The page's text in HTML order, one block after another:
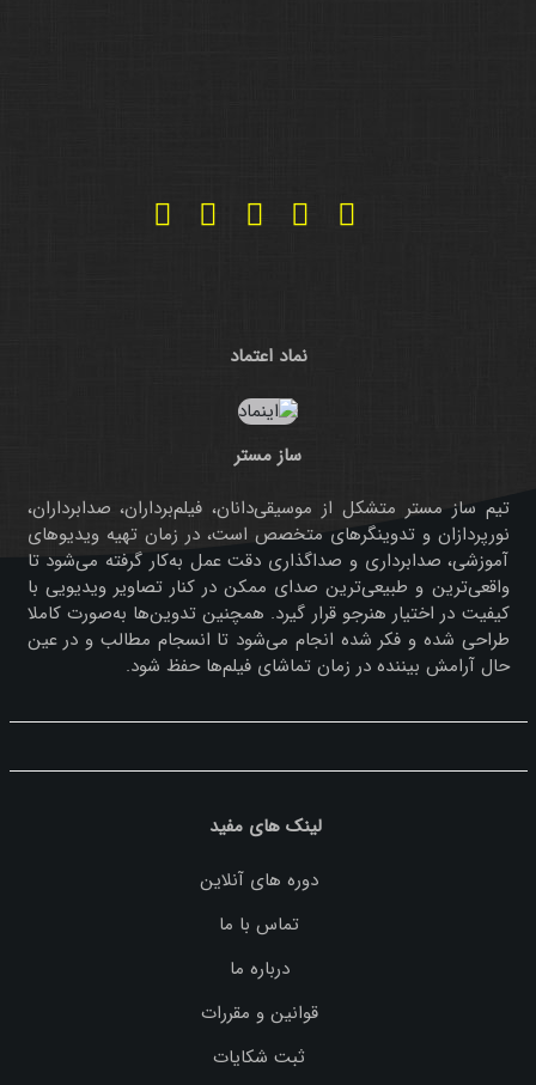
نماد اعتماد
ساز مستر
تیم ساز مستر متشکل از موسیقی‌دانان، فیلم‌برداران، صدابرداران،
نورپردازان و تدوینگرهای متخصص است، در زمان تهیه ویدیوهای
آموزشی، صدابرداری و صداگذاری دقت عمل به‌کار گرفته می‌شود تا
واقعی‌ترین و طبیعی‌ترین صدای ممکن در کنار تصاویر ویدیویی با
کیفیت در اختیار هنرجو قرار گیرد. همچنین تدوین‌ها به‌صورت کاملا
طراحی شده و فکر شده انجام می‌شود تا انسجام مطالب و در عین
حال آرامش بیننده در زمان تماشای فیلم‌ها حفظ شود.
لینک های مفید
دوره های آنلاین
تماس با ما
درباره ما
قوانین و مقررات
ثبت شکایات